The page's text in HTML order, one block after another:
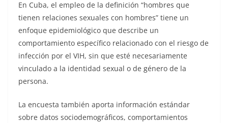
En Cuba, el empleo de la definición “hombres que
tienen relaciones sexuales con hombres” tiene un
enfoque epidemiológico que describe un
comportamiento específico relacionado con el riesgo de
infección por el VIH, sin que esté necesariamente
vinculado a la identidad sexual o de género de la
persona.
La encuesta también aporta información estándar
sobre datos sociodemográficos, comportamientos